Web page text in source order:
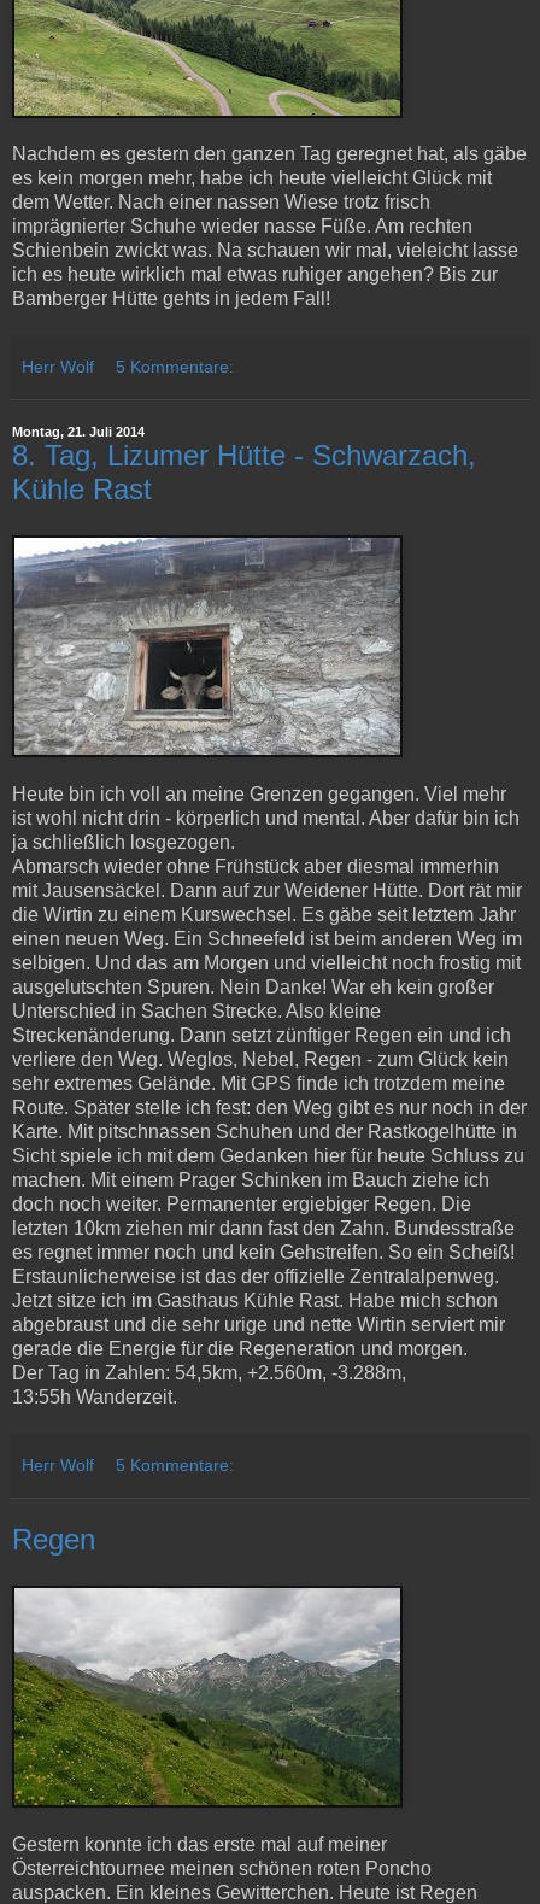
Nachdem es gestern den ganzen Tag geregnet hat, als gäbe
es kein morgen mehr, habe ich heute vielleicht Glück mit
dem Wetter. Nach einer nassen Wiese trotz frisch
imprägnierter Schuhe wieder nasse Füße. Am rechten
Schienbein zwickt was. Na schauen wir mal, vieleicht lasse
ich es heute wirklich mal etwas ruhiger angehen? Bis zur
Bamberger Hütte gehts in jedem Fall!
Herr Wolf 5 Kommentare:
Montag, 21. Juli 2014
8. Tag, Lizumer Hütte - Schwarzach,
Kühle Rast
Heute bin ich voll an meine Grenzen gegangen. Viel mehr
ist wohl nicht drin - körperlich und mental. Aber dafür bin ich
ja schließlich losgezogen.
Abmarsch wieder ohne Frühstück aber diesmal immerhin
mit Jausensäckel. Dann auf zur Weidener Hütte. Dort rät mir
die Wirtin zu einem Kurswechsel. Es gäbe seit letztem Jahr
einen neuen Weg. Ein Schneefeld ist beim anderen Weg im
selbigen. Und das am Morgen und vielleicht noch frostig mit
ausgelutschten Spuren. Nein Danke! War eh kein großer
Unterschied in Sachen Strecke. Also kleine
Streckenänderung. Dann setzt zünftiger Regen ein und ich
verliere den Weg. Weglos, Nebel, Regen - zum Glück kein
sehr extremes Gelände. Mit GPS finde ich trotzdem meine
Route. Später stelle ich fest: den Weg gibt es nur noch in der
Karte. Mit pitschnassen Schuhen und der Rastkogelhütte in
Sicht spiele ich mit dem Gedanken hier für heute Schluss zu
machen. Mit einem Prager Schinken im Bauch ziehe ich
doch noch weiter. Permanenter ergiebiger Regen. Die
letzten 10km ziehen mir dann fast den Zahn. Bundesstraße
es regnet immer noch und kein Gehstreifen. So ein Scheiß!
Erstaunlicherweise ist das der offizielle Zentralalpenweg.
Jetzt sitze ich im Gasthaus Kühle Rast. Habe mich schon
abgebraust und die sehr urige und nette Wirtin serviert mir
gerade die Energie für die Regeneration und morgen.
Der Tag in Zahlen: 54,5km, +2.560m, -3.288m,
13:55h Wanderzeit.
Herr Wolf 5 Kommentare:
Regen
Gestern konnte ich das erste mal auf meiner
Österreichtournee meinen schönen roten Poncho
auspacken. Ein kleines Gewitterchen. Heute ist Regen